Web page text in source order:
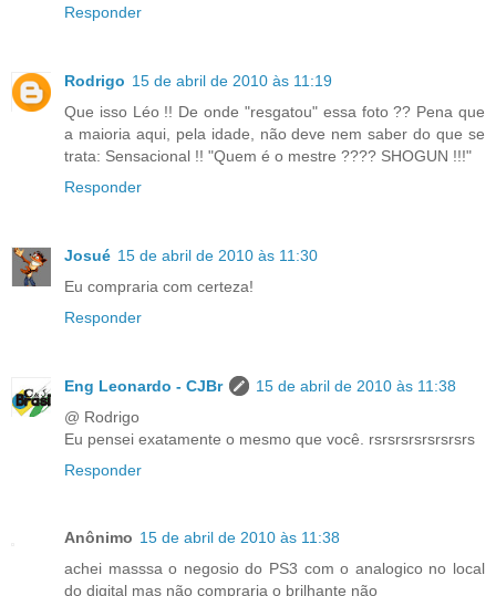
Responder
Rodrigo 15 de abril de 2010 às 11:19
Que isso Léo !! De onde "resgatou" essa foto ?? Pena que
a maioria aqui, pela idade, não deve nem saber do que se
trata: Sensacional !! "Quem é o mestre ???? SHOGUN !!!"
Responder
Josué 15 de abril de 2010 às 11:30
Eu compraria com certeza!
Responder
Eng Leonardo - CJBr
15 de abril de 2010 às 11:38
@ Rodrigo
Eu pensei exatamente o mesmo que você. rsrsrsrsrsrsrsrs
Responder
Anônimo 15 de abril de 2010 às 11:38
achei masssa o negosio do PS3 com o analogico no local
do digital mas não compraria o brilhante não